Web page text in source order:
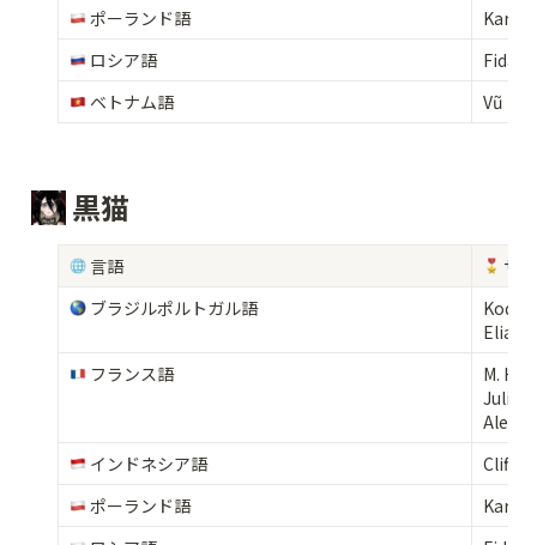
ポーランド語
ロシア語
Fidan
ベトナム語
Vũ
黒猫
言語
サ
ブラジルポルトガル語
Koda
Elias
フランス語
M.
Julie
Alex
インドネシア語
Cliff
ポーランド語